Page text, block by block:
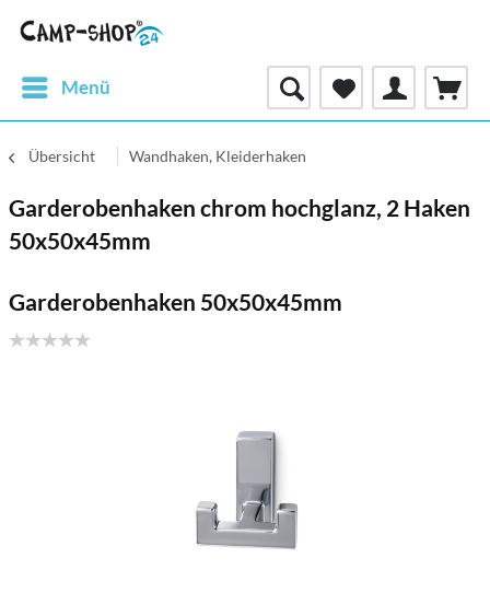
Menü
Übersicht Wandhaken, Kleiderhaken
Garderobenhaken chrom hochglanz, 2 Haken
50x50x45mm
Garderobenhaken 50x50x45mm